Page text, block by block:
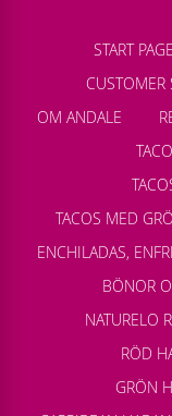
START PAGE
CUSTOMER
OM ANDALE
TACOS MED
ENCHILADAS,
BÖNOR
NATURELO
RÖD
GRÖN